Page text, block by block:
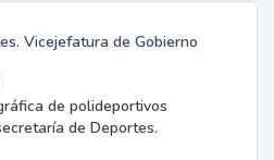
Vicejefatura de Gobierno
de polideportivos
de Deportes.